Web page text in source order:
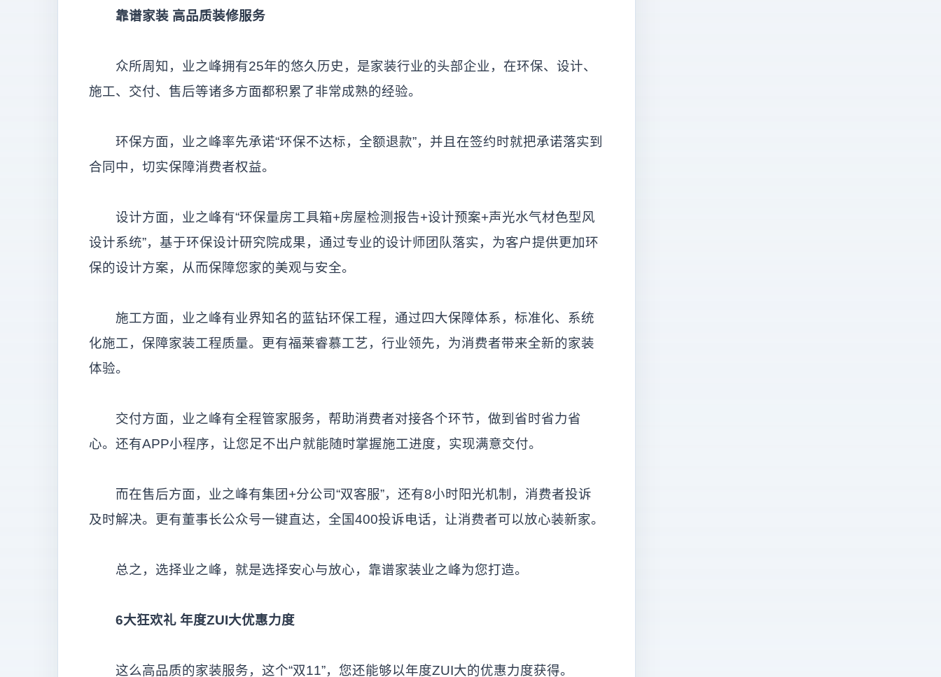
靠谱家装 高品质装修服务
众所周知，业之峰拥有25年的悠久历史，是家装行业的头部企业，在环保、设计、
施工、交付、售后等诸多方面都积累了非常成熟的经验。
环保方面，业之峰率先承诺“环保不达标，全额退款”，并且在签约时就把承诺落实到
合同中，切实保障消费者权益。
设计方面，业之峰有“环保量房工具箱+房屋检测报告+设计预案+声光水气材色型风
设计系统”，基于环保设计研究院成果，通过专业的设计师团队落实，为客户提供更加环
保的设计方案，从而保障您家的美观与安全。
施工方面，业之峰有业界知名的蓝钻环保工程，通过四大保障体系，标准化、系统
化施工，保障家装工程质量。更有福莱睿慕工艺，行业领先，为消费者带来全新的家装
体验。
交付方面，业之峰有全程管家服务，帮助消费者对接各个环节，做到省时省力省
心。还有APP小程序，让您足不出户就能随时掌握施工进度，实现满意交付。
而在售后方面，业之峰有集团+分公司“双客服”，还有8小时阳光机制，消费者投诉
及时解决。更有董事长公众号一键直达，全国400投诉电话，让消费者可以放心装新家。
总之，选择业之峰，就是选择安心与放心，靠谱家装业之峰为您打造。
6大狂欢礼 年度ZUI大优惠力度
这么高品质的家装服务，这个“双11”，您还能够以年度ZUI大的优惠力度获得。